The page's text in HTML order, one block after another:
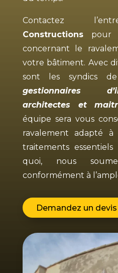
Contactez
Constructionspour
concernant le
votre bâtiment. Avec
sont les syndics
gestionnaires
architectes et
équipe sera vous
ravalement adapté
traitements
quoi, nous
conformément à
Demandez un devis